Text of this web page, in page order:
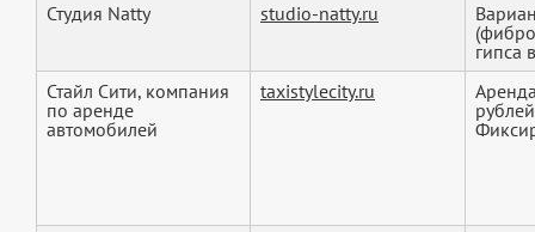
Студия Natty
studio-natty.ru
гипса
Стайл Сити, компания
по аренде
автомобилей
taxistylecity.ru